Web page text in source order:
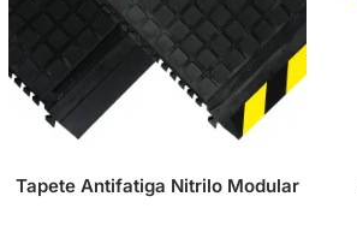
Tapete Antifatiga Nitrilo Modular